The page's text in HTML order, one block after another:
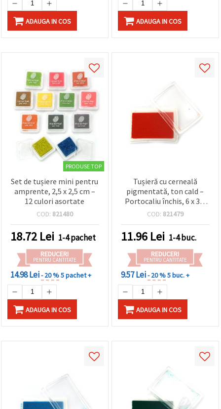
ADAUGA IN COS ADAUGA IN COS
PRODUSE TOP
Set de tușiere mini pentru
amprente, 2,5 x 2,5 cm –
12 culori asortate
COD: 821480
18.72 Lei 1-4 pachet
REDUCERI
PENTRU CANTITATE
14.98 Lei- 20 %5 pachet +
ADAUGA IN COS
Tușieră cu cerneală
pigmentată, ton cald –
Portocaliu închis, 6 x 3,8
cm – Ideală pentru
și proiecte creative DIY
COD: 821479
11.96 Lei 1-4 buc.
REDUCERI
PENTRU CANTITATE
9.57 Lei- 20 %5 buc. +
ADAUGA IN COS